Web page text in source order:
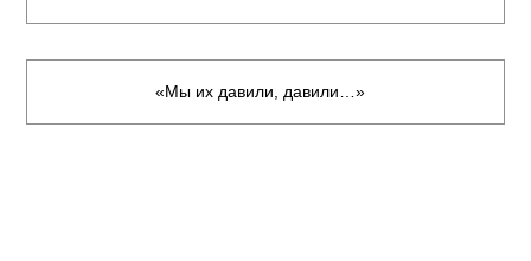
«Мы их давили, давили…»